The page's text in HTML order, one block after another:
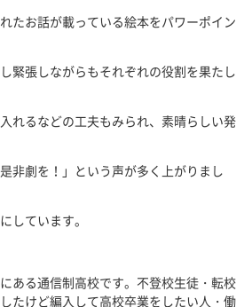
たお話が載っている絵本をパワーポイン
緊張しながらもそれぞれの役割を果たし
れるなどの工夫もみられ、素晴らしい発
非劇を！」という声が多く上がりまし
しています。
ある通信制高校です。不登校生徒・転校
たけど編入して高校卒業をしたい人・働